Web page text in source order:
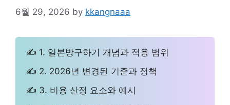
6월 29, 2026 by kkangnaaa
✍ 1. 일본방구하기 개념과 적용 범위
✍ 2. 2026년 변경된 기준과 정책
✍ 3. 비용 산정 요소와 예시